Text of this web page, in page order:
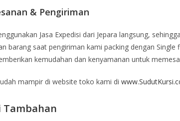
& Pengiriman
Jasa Expedisi dari Jepara langsung,
barang saat pengiriman kami packing dengan
kemudahan dan kenyamanan untuk
mampir di website toko kami di